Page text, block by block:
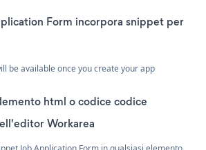
Form incorpora snippet per
be available once you create your app
html o codice codice
Workarea